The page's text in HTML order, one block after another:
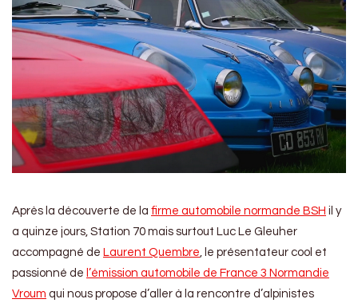
Après la découverte de la firme automobile normande BSH il y
a quinze jours, Station 70 mais surtout Luc Le Gleuher
accompagné de Laurent Quembre , le présentateur cool et
passionné de l’émission automobile de France 3 Normandie
Vroum qui nous propose d’aller à la rencontre d’alpinistes